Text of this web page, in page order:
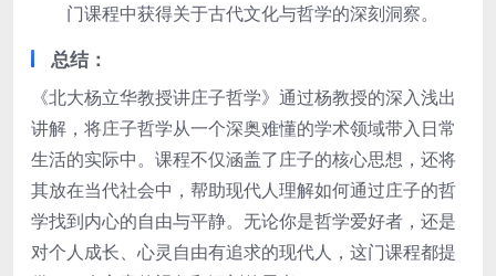
门课程中获得关于古代文化与哲学的深刻洞察。
总结：
《北大杨立华教授讲庄子哲学》通过杨教授的深入浅出
讲解，将庄子哲学从一个深奥难懂的学术领域带入日常
生活的实际中。课程不仅涵盖了庄子的核心思想，还将
其放在当代社会中，帮助现代人理解如何通过庄子的哲
学找到内心的自由与平静。无论你是哲学爱好者，还是
对个人成长、心灵自由有追求的现代人，这门课程都提